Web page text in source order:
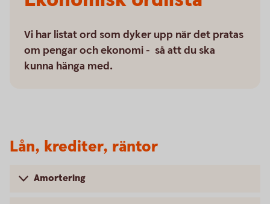
Vi har listat ord som dyker upp när det pratas
om pengar och ekonomi - så att du ska
kunna hänga med.
Lån, krediter, räntor
Amortering